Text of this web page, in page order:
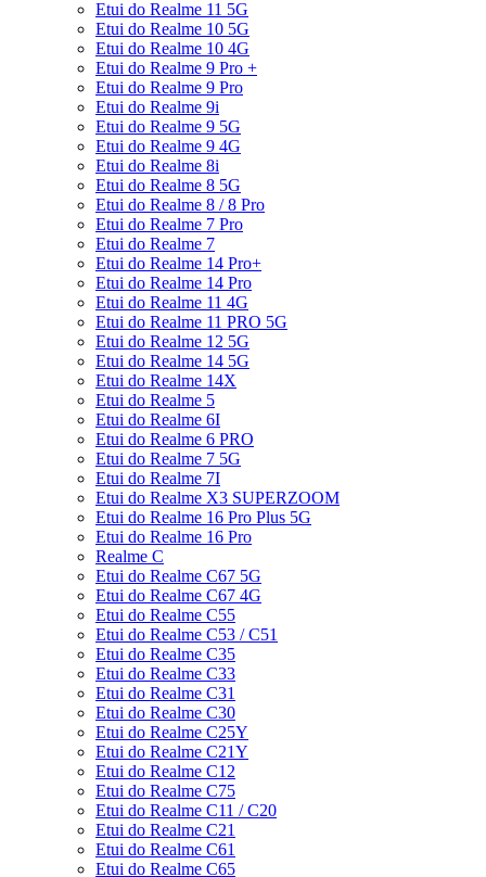
Etui do Realme 11 5G
Etui do Realme 10 5G
Etui do Realme 10 4G
Etui do Realme 9 Pro +
Etui do Realme 9 Pro
Etui do Realme 9i
Etui do Realme 9 5G
Etui do Realme 9 4G
Etui do Realme 8i
Etui do Realme 8 5G
Etui do Realme 8 / 8 Pro
Etui do Realme 7 Pro
Etui do Realme 7
Etui do Realme 14 Pro+
Etui do Realme 14 Pro
Etui do Realme 11 4G
Etui do Realme 11 PRO 5G
Etui do Realme 12 5G
Etui do Realme 14 5G
Etui do Realme 14X
Etui do Realme 5
Etui do Realme 6I
Etui do Realme 6 PRO
Etui do Realme 7 5G
Etui do Realme 7I
Etui do Realme X3 SUPERZOOM
Etui do Realme 16 Pro Plus 5G
Etui do Realme 16 Pro
Realme C
Etui do Realme C67 5G
Etui do Realme C67 4G
Etui do Realme C55
Etui do Realme C53 / C51
Etui do Realme C35
Etui do Realme C33
Etui do Realme C31
Etui do Realme C30
Etui do Realme C25Y
Etui do Realme C21Y
Etui do Realme C12
Etui do Realme C75
Etui do Realme C11 / C20
Etui do Realme C21
Etui do Realme C61
Etui do Realme C65